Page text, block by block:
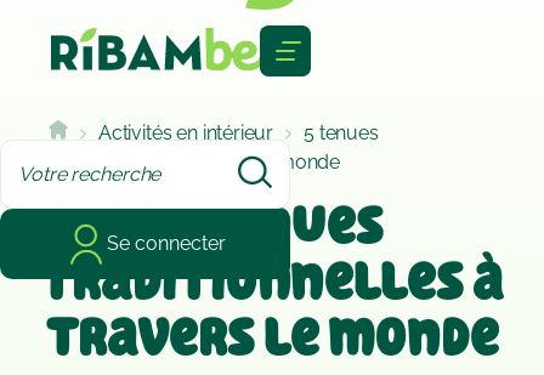
Se connecter
Activités en intérieur
5 tenues
traditionnelles à travers le monde
5 tenues
traditionnelles à
travers le monde
Cookies management panel